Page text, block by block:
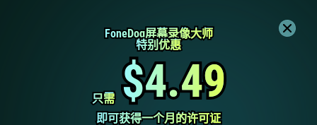
FoneDog屏幕录像大师
FoneDog屏幕录像大师
特别优惠
特别优惠
只需
只需 $4.49
$4.49
即可获得一个月的许可证
即可获得一个月的许可证